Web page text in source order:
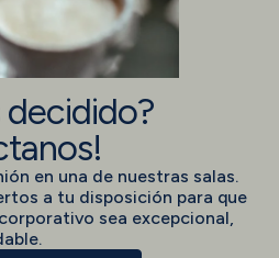
decidido?
en una de nuestras salas.
a tu disposición para que
sea excepcional,